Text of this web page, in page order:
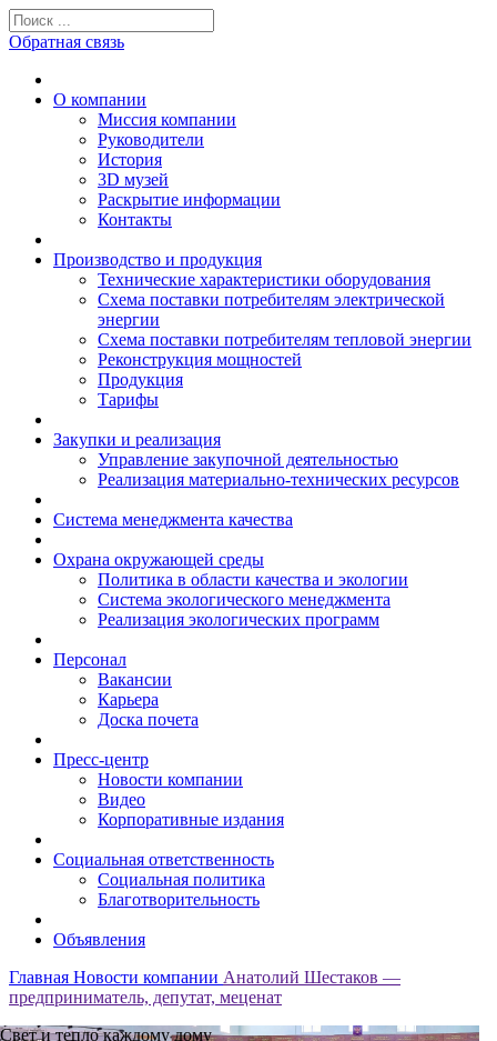
Обратная связь
О компании
Миссия компании
Руководители
История
3D музей
Раскрытие информации
Контакты
Производство и продукция
Технические характеристики оборудования
Схема поставки потребителям электрической
энергии
Схема поставки потребителям тепловой энергии
Реконструкция мощностей
Продукция
Тарифы
Закупки и реализация
Управление закупочной деятельностью
Реализация материально-технических ресурсов
Система менеджмента качества
Охрана окружающей среды
Политика в области качества и экологии
Система экологического менеджмента
Реализация экологических программ
Персонал
Вакансии
Карьера
Доска почета
Пресс-центр
Новости компании
Видео
Корпоративные издания
Социальная ответственность
Социальная политика
Благотворительность
Объявления
Главная Новости компании Анатолий Шестаков —
предприниматель, депутат, меценат
Свет и тепло каждому дому